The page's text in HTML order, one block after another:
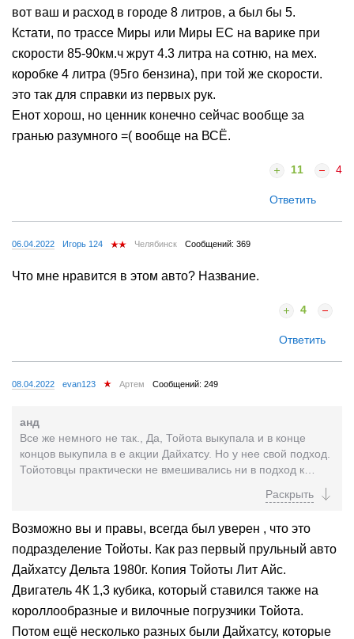
вот ваш и расход в городе 8 литров, а был бы 5.
Кстати, по трассе Миры или Миры ЕС на варике при
скорости 85-90км.ч жрут 4.3 литра на сотню, на мех.
коробке 4 литра (95го бензина), при той же скорости.
это так для справки из первых рук.
Енот хорош, но ценник конечно сейчас вообще за
гранью разумного =( вообще на ВСЁ.
11 4
Ответить
06.04.2022 Игорь 124 Челябинск Сообщений: 369
Что мне нравится в этом авто? Название.
4
Ответить
08.04.2022 evan123 Артем Сообщений: 249
анд
Все же немного не так., Да, Тойота выкупала и в конце
концов выкупила в е акции Дайхатсу. Но у нее свой подход.
Тойотовцы практически не вмешивались ни в подход к
Возможно вы и правы, всегда был уверен , что это
подразделение Тойоты. Как раз первый прульный авто
Дайхатсу Дельта 1980г. Копия Тойоты Лит Айс.
Двигатель 4К 1,3 кубика, который ставился также на
короллообразные и вилочные погрузчики Тойота.
Потом ещё несколько разных были Дайхатсу, которые